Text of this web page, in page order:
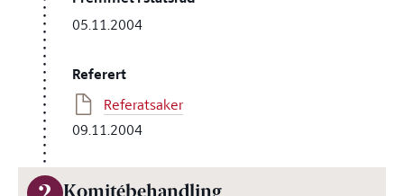
05.11.2004
Referert
Referatsaker
09.11.2004